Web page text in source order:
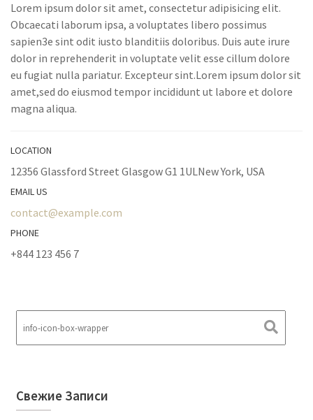
Lorem ipsum dolor sit amet, consectetur adipisicing elit.
Obcaecati laborum ipsa, a voluptates libero possimus
sapien3e sint odit iusto blanditiis doloribus. Duis aute irure
dolor in reprehenderit in voluptate velit esse cillum dolore
eu fugiat nulla pariatur. Excepteur sint.Lorem ipsum dolor sit
amet,sed do eiusmod tempor incididunt ut labore et dolore
magna aliqua.
LOCATION
12356 Glassford Street Glasgow G1 1ULNew York, USA
EMAIL US
contact@example.com
PHONE
+844 123 456 7
Свежие Записи